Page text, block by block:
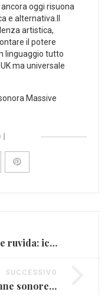
oggi risuona
e alternativa.Il
artistica,
il potere​
linguaggio tutto
ma universale
Massive
Janis Joplin e la sua voce ruvida: icona blues rock
SUCCESSIVO
John Williams e le colonne sonore di Star Wars